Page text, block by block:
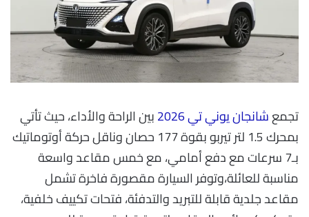
تجمعشانجان يوني تي 2026
بين الراحة والأداء، حيث تأتي
بمحرك 1.5 لتر تيربو بقوة 177 حصان وناقل حركة أوتوماتيك
بـ7 سرعات مع دفع أمامي، مع خمس مقاعد واسعة
مناسبة للعائلة،وتوفر السيارة مقصورة فاخرة تشمل
مقاعد جلدية قابلة للتبريد والتدفئة، فتحات تكييف خلفية،